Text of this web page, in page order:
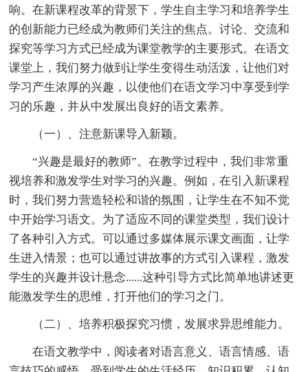
响。在新课程改革的背景下，学生自主学习和培养学生
的创新能力已经成为教师们关注的焦点。讨论、交流和
探究等学习方式已经成为课堂教学的主要形式。在语文
课堂上，我们努力做到让学生变得生动活泼，让他们对
学习产生浓厚的兴趣，以使他们在语文学习中享受到学
习的乐趣，并从中发展出良好的语文素养。
（一）、注意新课导入新颖。
“兴趣是最好的教师”。在教学过程中，我们非常重
视培养和激发学生对学习的兴趣。例如，在引入新课程
时，我们努力营造轻松和谐的氛围，让学生在不知不觉
中开始学习语文。为了适应不同的课堂类型，我们设计
了各种引入方式。可以通过多媒体展示课文画面，让学
生进入情景；也可以通过讲故事的方式引入课程，激发
学生的兴趣并设计悬念......这种引导方式比简单地讲述更
能激发学生的思维，打开他们的学习之门。
（二）、培养积极探究习惯，发展求异思维能力。
在语文教学中，阅读者对语言意义、语言情感、语